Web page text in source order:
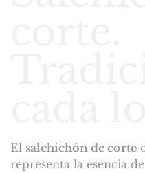
El salchichón de corte
representa la esencia